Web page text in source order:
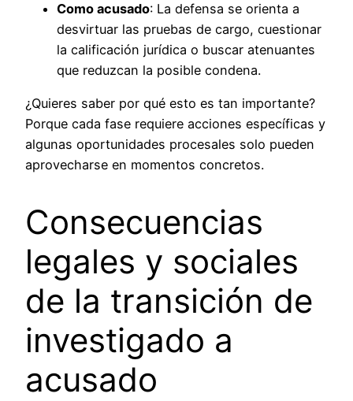
Como acusado: La defensa se orienta a
desvirtuar las pruebas de cargo, cuestionar
la calificación jurídica o buscar atenuantes
que reduzcan la posible condena.
¿Quieres saber por qué esto es tan importante?
Porque cada fase requiere acciones específicas y
algunas oportunidades procesales solo pueden
aprovecharse en momentos concretos.
Consecuencias
legales y sociales
de la transición de
investigado a
acusado